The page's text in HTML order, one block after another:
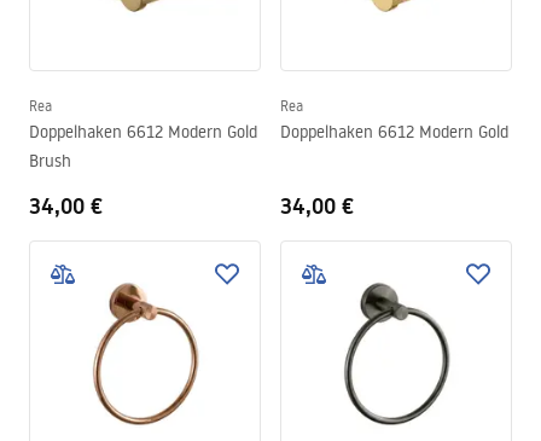
Rea
Doppelhaken 6612 Modern Gold
Brush
34,00 €
Rea
Doppelhaken 6612 Modern Gold
34,00 €